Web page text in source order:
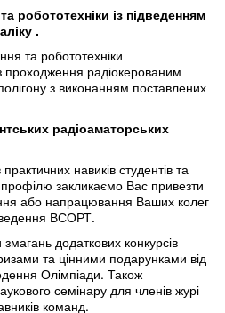
робототехніки із підведенням
.
та робототехніки
проходження радіокерованим
з виконанням поставлених
радіоаматорських
навиків студентів та
профілю закликаємо Вас привезти
або напрацювання Ваших колег
ВСОРТ.
додаткових конкурсів
та цінними подарунками від
Олімпіади. Також
семінару для членів журі
команд.